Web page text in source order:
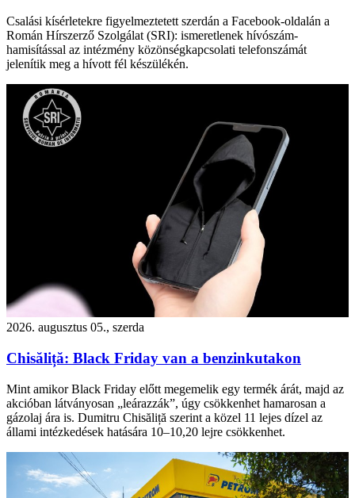
Csalási kísérletekre figyelmeztetett szerdán a Facebook-oldalán a
Román Hírszerző Szolgálat (SRI): ismeretlenek hívószám-
hamisítással az intézmény közönségkapcsolati telefonszámát
jelenítik meg a hívott fél készülékén.
2026. augusztus 05., szerda
Chisăliță: Black Friday van a benzinkutakon
Mint amikor Black Friday előtt megemelik egy termék árát, majd az
akcióban látványosan „leárazzák”, úgy csökkenhet hamarosan a
gázolaj ára is. Dumitru Chisăliță szerint a közel 11 lejes dízel az
állami intézkedések hatására 10–10,20 lejre csökkenhet.